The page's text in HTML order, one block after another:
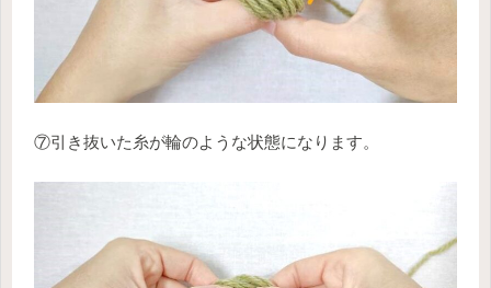
⑦引き抜いた糸が輪のような状態になります。